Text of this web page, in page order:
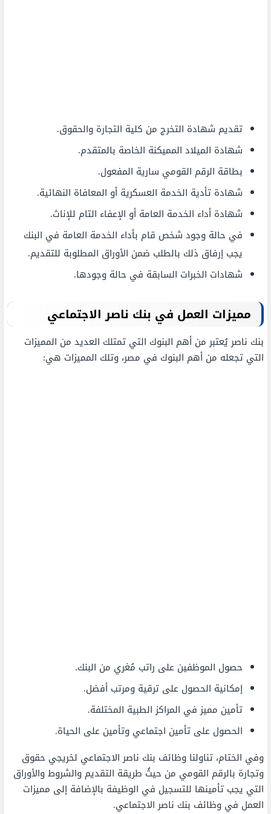
تقديم شهادة التخرج من كلية التجارة والحقوق.
شهادة الميلاد المميكنة الخاصة بالمتقدم.
بطاقة الرقم القومي سارية المفعول.
شهادة تأدية الخدمة العسكرية أو المعافاة النهائية.
شهادة أداء الخدمة العامة أو الإعفاء التام للإناث.
في حالة وجود شخص قام بأداء الخدمة العامة في البنك
يجب إرفاق ذلك بالطلب ضمن الأوراق المطلوبة للتقديم.
شهادات الخبرات السابقة في حالة وجودها.
مميزات العمل في بنك ناصر الاجتماعي
بنك ناصر يُعتبر من أهم البنوك التي تمتلك العديد من المميزات
التي تجعله من أهم البنوك في مصر، وتلك المميزات هي:
حصول الموظفين على راتب مُغري من البنك.
إمكانية الحصول على ترقية ومرتب أفضل.
تأمين مميز في المراكز الطبية المختلفة.
الحصول على تأمين اجتماعي وتأمين على الحياة.
وفي الختام، تناولنا وظائف بنك ناصر الاجتماعي لخريجي حقوق
وتجارة بالرقم القومي من حيثُ طريقة التقديم والشروط والأوراق
التي يجب تأمينها للتسجيل في الوظيفة بالإضافة إلى مميزات
العمل في وظائف بنك ناصر الاجتماعي.